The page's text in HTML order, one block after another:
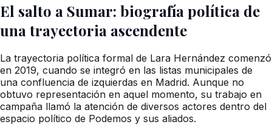
El salto a Sumar: biografía política de
una trayectoria ascendente
La trayectoria política formal de Lara Hernández comenzó
en 2019, cuando se integró en las listas municipales de
una confluencia de izquierdas en Madrid. Aunque no
obtuvo representación en aquel momento, su trabajo en
campaña llamó la atención de diversos actores dentro del
espacio político de Podemos y sus aliados.